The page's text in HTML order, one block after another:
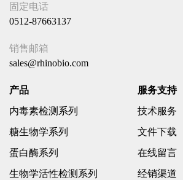
固定电话
0512-87663137
销售邮箱
sales@rhinobio.com
产品
内毒素检测系列
糖生物学系列
蛋白酶系列
生物学活性检测系列
服务支持
技术服务
文件下载
在线留言
经销渠道